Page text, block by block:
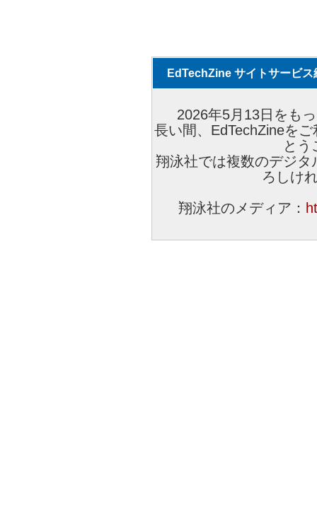
EdTechZine サイトサービス
2026年5月13日をも
長い間、EdTechZineを
とう
翔泳社では複数のデジ
ろしけ
翔泳社のメディア：